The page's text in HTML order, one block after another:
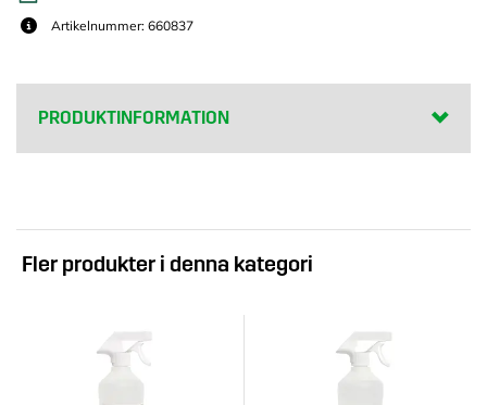
Artikelnummer: 660837
PRODUKTINFORMATION
Fler produkter i denna kategori